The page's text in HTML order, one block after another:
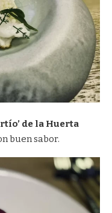
de la Huerta
buen sabor.